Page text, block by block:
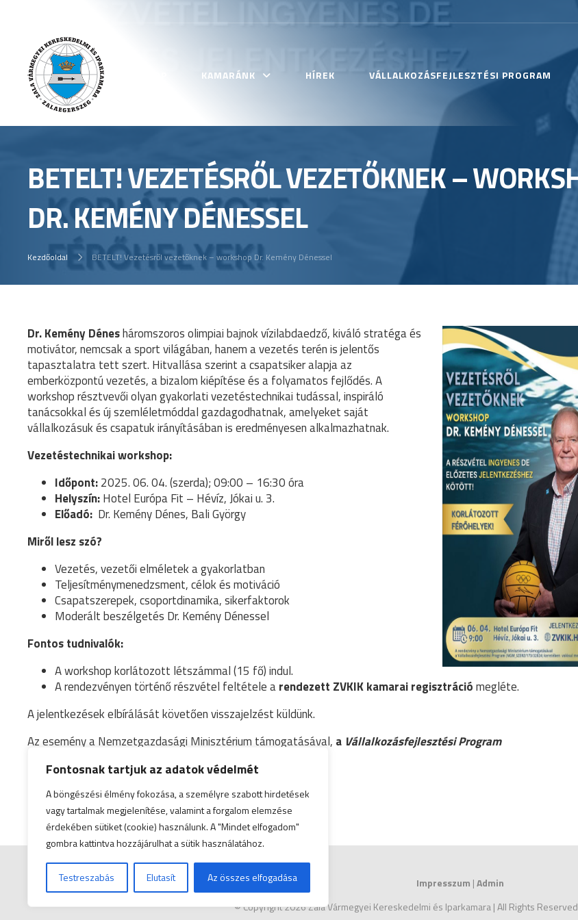
Fontosnak tartjuk az adatok védelmét
A böngészési élmény fokozása, a személyre szabott hirdetések
vagy tartalmak megjelenítése, valamint a forgalom elemzése
érdekében sütiket (cookie) használunk. A "Mindet elfogadom"
gombra kattintva hozzájárulhat a sütik használatához.
Testreszabás Elutasít Az összes elfogadása
KAMARÁNK HÍREK VÁLLALKOZÁSFEJLESZTÉSI PROGRAM
BETELT! VEZETÉSRŐL VEZETŐKNEK –
DR. KEMÉNY DÉNESSEL
Kezdőoldal BETELT! Vezetésről vezetőknek – workshop Dr. Kemény Dénessel
Dr. Kemény Dénesháromszoros olimpiai bajnok vízilabdaedző, kiváló stratéga és
motivátor, nemcsak a sport világában, hanem a vezetés terén is jelentős
tapasztalatra tett szert. Hitvallása szerint a csapatsiker alapja az
emberközpontú vezetés, a bizalom kiépítése és a folyamatos fejlődés. A
workshop résztvevői olyan gyakorlati vezetéstechnikai tudással, inspiráló
tanácsokkal és új szemléletmóddal gazdagodhatnak, amelyeket saját
vállalkozásuk és csapatuk irányításában is eredményesen alkalmazhatnak.
Vezetéstechnikai workshop:
Időpont:2025. 06. 04. (szerda); 09:00 – 16:30 óra
Helyszín:Hotel Európa Fit – Hévíz, Jókai u. 3.
Előadó: Dr. Kemény Dénes, Bali György
Miről lesz szó?
Vezetés, vezetői elméletek a gyakorlatban
Teljesítménymenedzsment, célok és motiváció
Csapatszerepek, csoportdinamika, sikerfaktorok
Moderált beszélgetés Dr. Kemény Dénessel
Fontos tudnivalók:
A workshop korlátozott létszámmal (15 fő) indul.
A rendezvényen történő részvétel feltétele arendezett ZVKIK kamarai regisztrációmegléte.
A jelentkezések elbírálását követően visszajelzést küldünk.
Az esemény a Nemzetgazdasági Minisztérium támogatásával, a Vállalkozásfejlesztési Program
Impresszum |Admin
© Copyright 2026 Zala Vármegyei Kereskedelmi és Iparkamara | All Rights